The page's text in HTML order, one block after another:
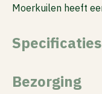
Moerkuilen heeft
Specificaties
Bezorging